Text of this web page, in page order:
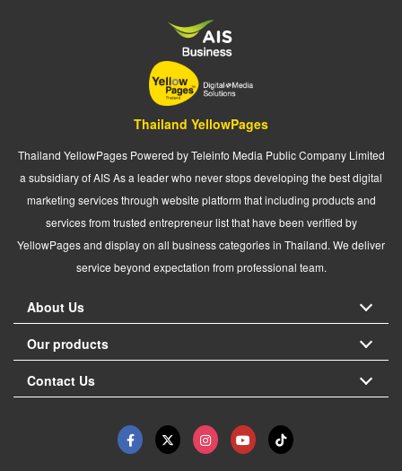
Thailand YellowPages
Thailand YellowPages Powered by Teleinfo Media Public Company Limited
a subsidiary of AIS As a leader who never stops developing the best digital
marketing services through website platform that including products and
services from trusted entrepreneur list that have been verified by
YellowPages and display on all business categories in Thailand. We deliver
service beyond expectation from professional team.
About Us
Our products
Contact Us